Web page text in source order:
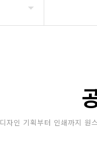
디자인 기획부터 인쇄까지 원